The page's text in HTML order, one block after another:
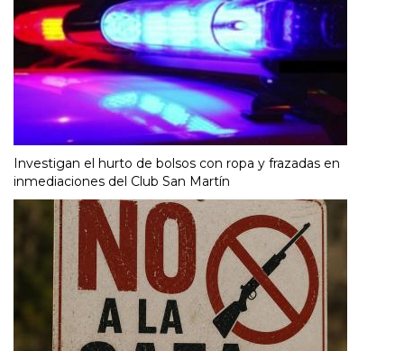
Investigan el hurto de bolsos con ropa y frazadas en
inmediaciones del Club San Martín